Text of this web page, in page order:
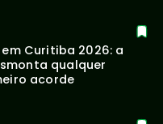
Curitiba 2026: a
qualquer
acorde